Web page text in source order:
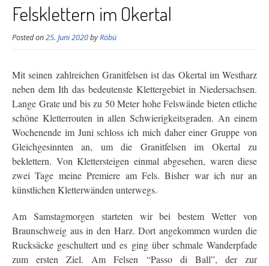
Felsklettern im Okertal
Posted on25. Juni 2020byRöbü
Mit seinen zahlreichen Granitfelsen ist das Okertal im Westharz
neben dem Ith das bedeutenste Klettergebiet in Niedersachsen.
Lange Grate und bis zu 50 Meterhohe Felswände bieten etliche
schöne Kletterrouten in allen Schwierigkeitsgraden. An einem
Wochenende im Juni schloss ich mich daher einer Gruppe von
Gleichgesinnten an, um die Granitfelsen im Okertal zu
beklettern. Von Klettersteigen einmal abgesehen, waren diese
zwei Tage meine Premiere am Fels. Bisher war ich nur an
künstlichen Kletterwänden unterwegs.
Am Samstagmorgen starteten wir bei bestem Wetter von
Braunschweig aus in den Harz. Dort angekommen wurden die
Rucksäcke geschultert und es ging über schmale Wanderpfade
zum ersten Ziel. Am Felsen “Passo di Ball”, der zur